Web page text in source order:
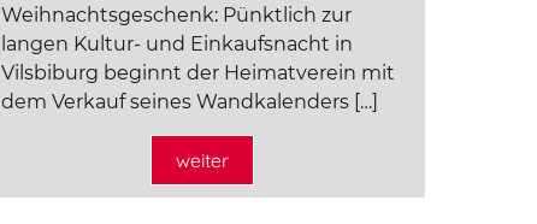
Weihnachtsgeschenk: Pünktlich zur
langen Kultur- und Einkaufsnacht in
Vilsbiburg beginnt der Heimatverein mit
dem Verkauf seines Wandkalenders […]
weiter